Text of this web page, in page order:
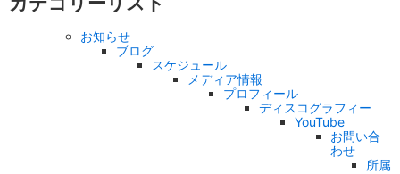
お知らせ
ブログ
スケジュール
メディア情報
プロフィール
ディスコグラフィー
YouTube
お問い合
わせ
所属